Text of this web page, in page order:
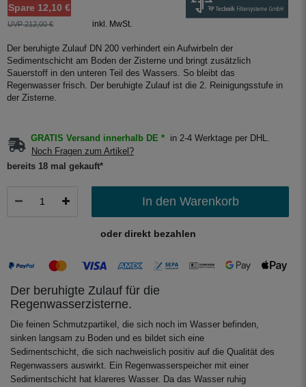
Spare 12,10 €
UVP 212,00 € inkl. MwSt.
Der beruhigte Zulauf DN 200 verhindert ein Aufwirbeln der
Sedimentschicht am Boden der Zisterne und bringt zusätzlich
Sauerstoff in den unteren Teil des Wassers. So bleibt das
Regenwasser frisch. Der beruhigte Zulauf ist die 2. Reinigungsstufe in
der Zisterne.
GRATIS Versand innerhalb DE *
in 2-4 Werktage per DHL.
Noch Fragen zum Artikel?
bereits 18 mal gekauft*
In den Warenkorb
oder direkt bezahlen
Der beruhigte Zulauf für die
Regenwasserzisterne.
Die feinen Schmutzpartikel, die sich noch im Wasser befinden,
sinken langsam zu Boden und es bildet sich eine
Sedimentschicht, die sich nachweislich positiv auf die Qualität des
Regenwassers auswirkt. Ein Regenwasserspeicher mit einer
Sedimentschicht hat klareres Wasser. Da das Wasser ruhig